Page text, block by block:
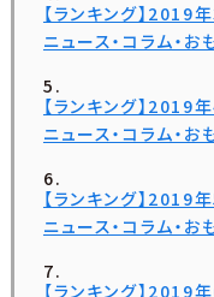
【ランキング】2019
ニュース・コラム・お
【ランキング】2019
ニュース・コラム・お
【ランキング】2019
ニュース・コラム・お
【ランキング】2019